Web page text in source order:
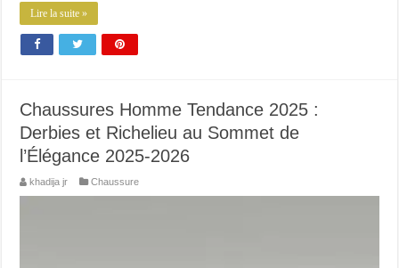
Lire la suite »
Chaussures Homme Tendance 2025 :
Derbies et Richelieu au Sommet de
l’Élégance 2025-2026
khadija jr Chaussure